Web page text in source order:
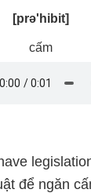
[prə'hibit]
cấm
để ngăn